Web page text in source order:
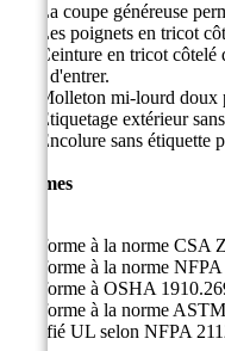
La coupe généreuse
Les poignets en tricot
Ceinture en tricot
froid d'entrer.
Molleton mi-lourd doux
Étiquetage extérieur
Encolure sans étiquette
Normes
Conforme à la norme CSA
Conforme à la norme
Conforme à OSHA
Conforme à la norme
Certifié UL selon NFPA